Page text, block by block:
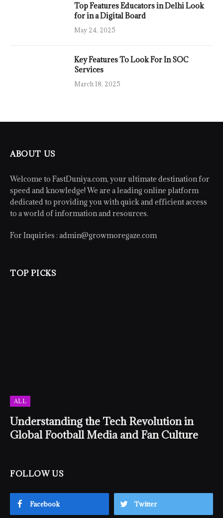
Top Features Educators in Delhi Look
for in a Digital Board
May 24, 2025
Key Features To Look For In SOC
Services
March 18, 2025
ABOUT US
Welcome to FastDuniya.com, your ultimate destination for
speed and knowledge! We are a leading online platform
dedicated to providing you with quick and efficient access
to a world of information and resources.
For Inquiries : admin@growmoregaze.com
TOP PICKS
ALL
Understanding the Tech Revolution in
Global Football Media and Fan Culture
FOLLOW US
Facebook Twitter